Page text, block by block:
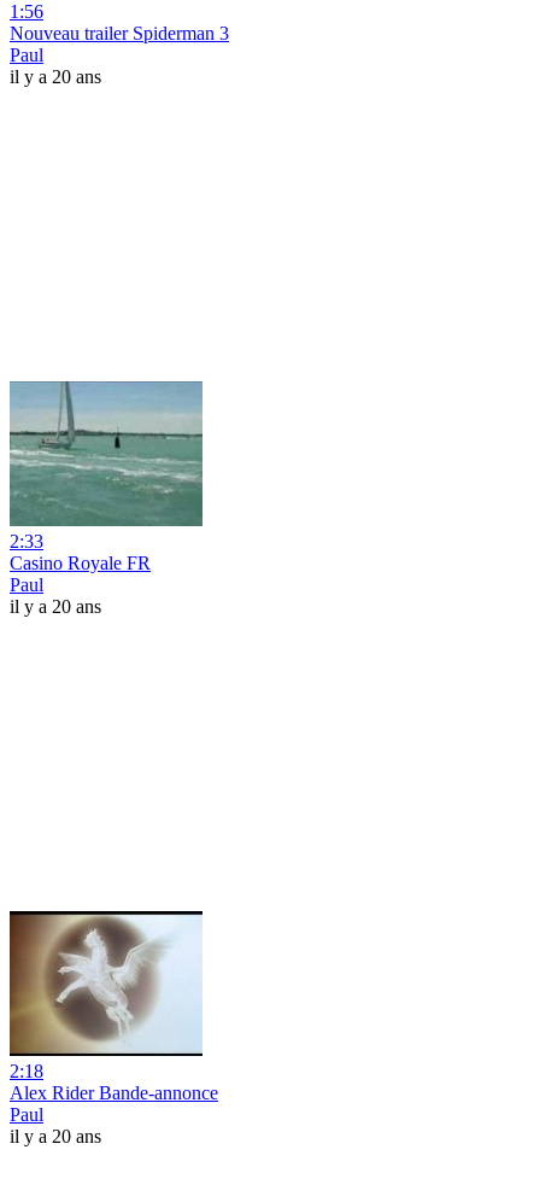
1:56
Nouveau trailer Spiderman 3
Paul
il y a 20 ans
2:33
Casino Royale FR
Paul
il y a 20 ans
2:18
Alex Rider Bande-annonce
Paul
il y a 20 ans